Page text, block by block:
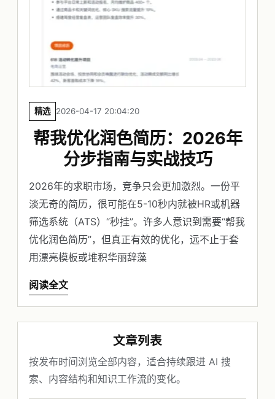
精选 2026-04-17 20:04:20
帮我优化润色简历：2026年
分步指南与实战技巧
2026年的求职市场，竞争只会更加激烈。一份平
淡无奇的简历，很可能在5-10秒内就被HR或机器
筛选系统（ATS）“秒挂”。许多人意识到需要“帮我
优化润色简历”，但真正有效的优化，远不止于套
用漂亮模板或堆积华丽辞藻
阅读全文
文章列表
按发布时间浏览全部内容，适合持续跟进 AI 搜
索、内容结构和知识工作流的变化。